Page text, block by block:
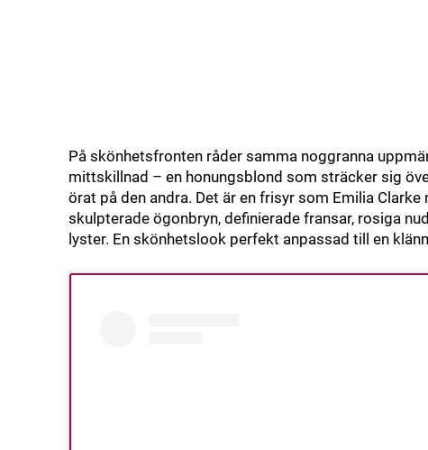
På skönhetsfronten råder samma noggranna
mittskillnad – en honungsblond som sträcker sig
örat på den andra. Det är en frisyr som Emilia
skulpterade ögonbryn, definierade fransar, rosiga
lyster. En skönhetslook perfekt anpassad till en